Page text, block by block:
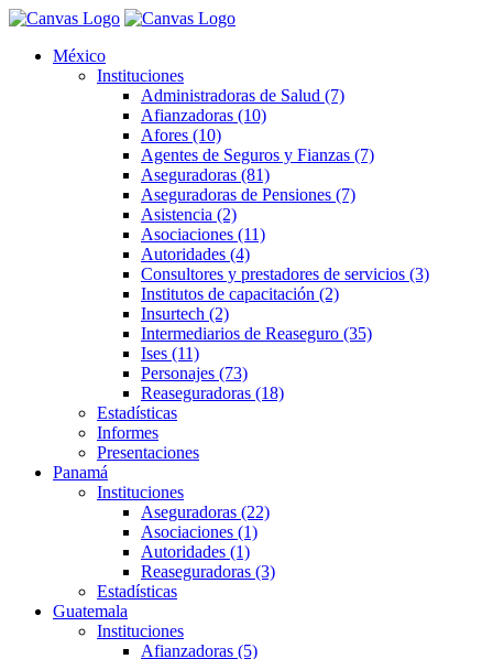
México
Instituciones
Administradoras de Salud (7)
Afianzadoras (10)
Afores (10)
Agentes de Seguros y Fianzas (7)
Aseguradoras (81)
Aseguradoras de Pensiones (7)
Asistencia (2)
Asociaciones (11)
Autoridades (4)
Consultores y prestadores de servicios (3)
Institutos de capacitación (2)
Insurtech (2)
Intermediarios de Reaseguro (35)
Ises (11)
Personajes (73)
Reaseguradoras (18)
Estadísticas
Informes
Presentaciones
Panamá
Instituciones
Aseguradoras (22)
Asociaciones (1)
Autoridades (1)
Reaseguradoras (3)
Estadísticas
Guatemala
Instituciones
Afianzadoras (5)